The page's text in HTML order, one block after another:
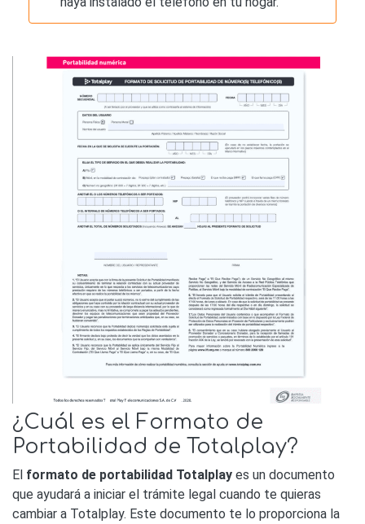
¿Cuál es el Formato de
Portabilidad de Totalplay?
El formato de portabilidad Totalplay es un documento
que ayudará a iniciar el trámite legal cuando te quieras
cambiar a Totalplay. Este documento te lo proporciona la